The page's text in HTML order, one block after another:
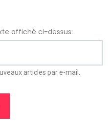
affiché ci-dessus:
articles par e-mail.